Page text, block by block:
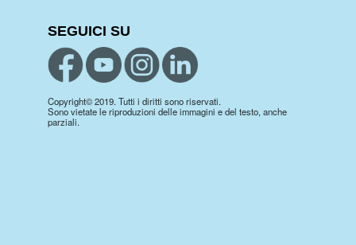
SEGUICI SU
Copyright© 2019. Tutti i diritti sono riservati.
Sono vietate le riproduzioni delle immagini e del testo, anche
parziali.